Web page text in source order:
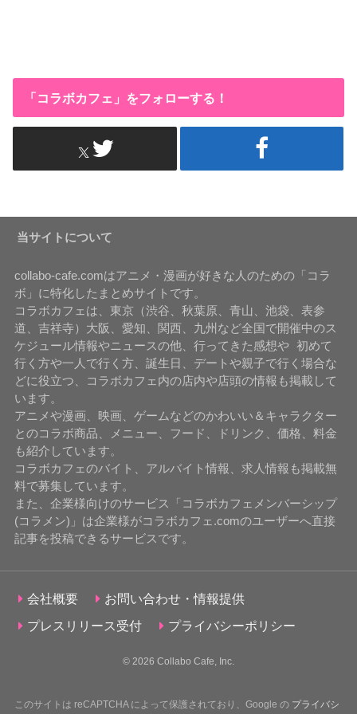
「コラボカフェ」をフォローする！
当サイトについて
collabo-cafe.comはアニメ・漫画が好きな人のための「コラ
ボ」に特化したまとめサイトです。
コラボカフェは、東京（渋谷、秋葉原、青山、池袋、表参
道、吉祥寺）大阪、愛知、関西、九州など全国で開催中のス
ケジュール情報やニュースの他、行ってきた感想や 初めて
行く方や一人で行く方、誕生日、デートや親子で行く場合な
どに役立つ、コラボカフェ内の店内や店頭の情報も掲載して
います。
アニメや漫画、映画、ゲームなどのかわいい＆キャラクター
とのコラボ商品、メニュー、フード、ドリンク、価格、料金
も紹介しています。
コラボカフェのバイト、アルバイト情報、求人情報も掲載無
料で募集しています。
また、企業様向けのサービス「コラボカフェメンバーシップ
(コラメン)」は企業様がコラボカフェ.comのユーザーへ直接
記事を投稿できるサービスです。
会社概要
お問い合わせ・情報提供
プレスリリース受付
プライバシーポリシー
© 2026 Collabo Cafe, Inc.
このサイトは reCAPTCHA によって保護されており、Google の プライバシ